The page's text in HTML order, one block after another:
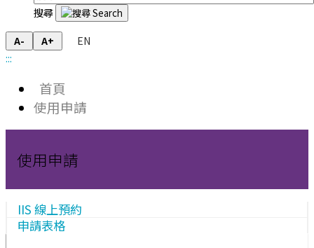
搜尋
A- A+
EN
:::
首頁
使用申請
使用申請
IIS 線上預約
申請表格